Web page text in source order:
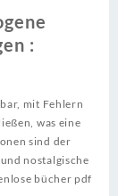
:
mit Fehlern
was eine
sind der
nostalgische
bücher pdf